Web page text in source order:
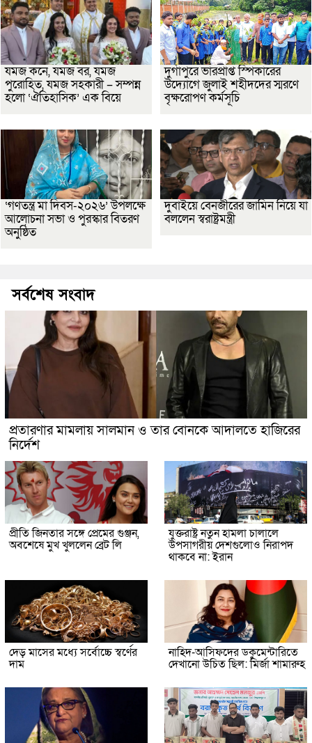
যমজ কনে, যমজ বর, যমজ
পুরোহিত, যমজ সহকারী – সম্পন্ন
হলো ‘ঐতিহাসিক’ এক বিয়ে
দুর্গাপুরে ভারপ্রাপ্ত স্পিকারের
উদ্যোগে জুলাই শহীদদের স্মরণে
বৃক্ষরোপণ কর্মসূচি
‘গণতন্ত্র মা দিবস-২০২৬’ উপলক্ষে
আলোচনা সভা ও পুরস্কার বিতরণ
অনুষ্ঠিত
দুবাইয়ে বেনজীরের জামিন নিয়ে যা
বললেন স্বরাষ্ট্রমন্ত্রী
সর্বশেষ সংবাদ
প্রতারণার মামলায় সালমান ও তার বোনকে আদালতে হাজিরের
নির্দেশ
প্রীতি জিনতার সঙ্গে প্রেমের গুঞ্জন,
অবশেষে মুখ খুললেন ব্রেট লি
যুক্তরাষ্ট্র নতুন হামলা চালালে
উপসাগরীয় দেশগুলোও নিরাপদ
থাকবে না: ইরান
দেড় মাসের মধ্যে সর্বোচ্চে স্বর্ণের
দাম
নাহিদ-আসিফদের ডকুমেন্টারিতে
দেখানো উচিত ছিল: মির্জা শামারুহ